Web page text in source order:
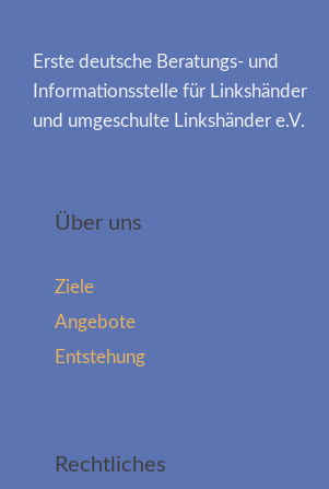
Erste deutsche Beratungs- und
Informationsstelle für Linkshänder
und umgeschulte Linkshänder e.V.
Über uns
Ziele
Angebote
Entstehung
Rechtliches